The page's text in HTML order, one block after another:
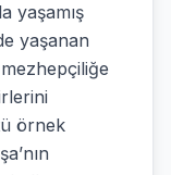
yaşamış
yaşanan
örnek